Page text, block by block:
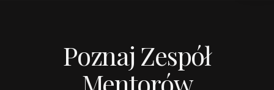
Poznaj Zespół